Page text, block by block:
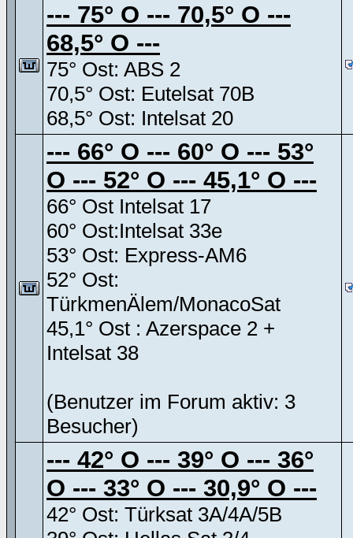
--- 75° O --- 70,5° O ---
68,5° O ---
75° Ost: ABS 2
70,5° Ost: Eutelsat 70B
68,5° Ost: Intelsat 20
--- 66° O --- 60° O --- 53°
O --- 52° O --- 45,1° O ---
66° Ost Intelsat 17
60° Ost:Intelsat 33e
53° Ost: Express-AM6
52° Ost:
TürkmenÄlem/MonacoSat
45,1° Ost : Azerspace 2 +
Intelsat 38
(Benutzer im Forum aktiv: 3
Besucher)
--- 42° O --- 39° O --- 36°
O --- 33° O --- 30,9° O ---
42° Ost: Türksat 3A/4A/5B